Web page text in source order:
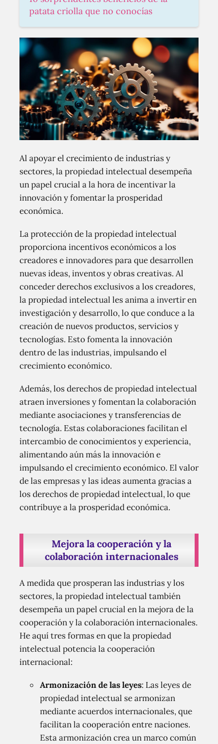
patata criolla que no conocías
Al apoyar el crecimiento de industrias y
sectores, la propiedad intelectual desempeña
un papel crucial a la hora de incentivar la
innovación y fomentar la prosperidad
económica.
La protección de la propiedad intelectual
proporciona incentivos económicos a los
creadores e innovadores para que desarrollen
nuevas ideas, inventos y obras creativas. Al
conceder derechos exclusivos a los creadores,
la propiedad intelectual les anima a invertir en
investigación y desarrollo, lo que conduce a la
creación de nuevos productos, servicios y
tecnologías. Esto fomenta la innovación
dentro de las industrias, impulsando el
crecimiento económico.
Además, los derechos de propiedad intelectual
atraen inversiones y fomentan la colaboración
mediante asociaciones y transferencias de
tecnología. Estas colaboraciones facilitan el
intercambio de conocimientos y experiencia,
alimentando aún más la innovación e
impulsando el crecimiento económico. El valor
de las empresas y las ideas aumenta gracias a
los derechos de propiedad intelectual, lo que
contribuye a la prosperidad económica.
Mejora la cooperación y la
colaboración internacionales
A medida que prosperan las industrias y los
sectores, la propiedad intelectual también
desempeña un papel crucial en la mejora de la
cooperación y la colaboración internacionales.
He aquí tres formas en que la propiedad
intelectual potencia la cooperación
internacional:
Armonización de las leyes: Las leyes de
propiedad intelectual se armonizan
mediante acuerdos internacionales, que
facilitan la cooperación entre naciones.
Esta armonización crea un marco común